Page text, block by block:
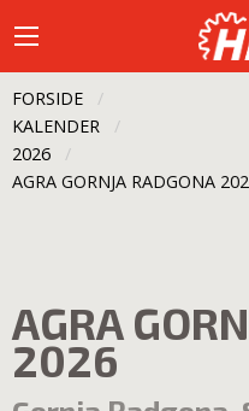
FORSIDE
KALENDER
2026
CURRENT:
AGRA GORNJA RADGONA
AGRA
2026